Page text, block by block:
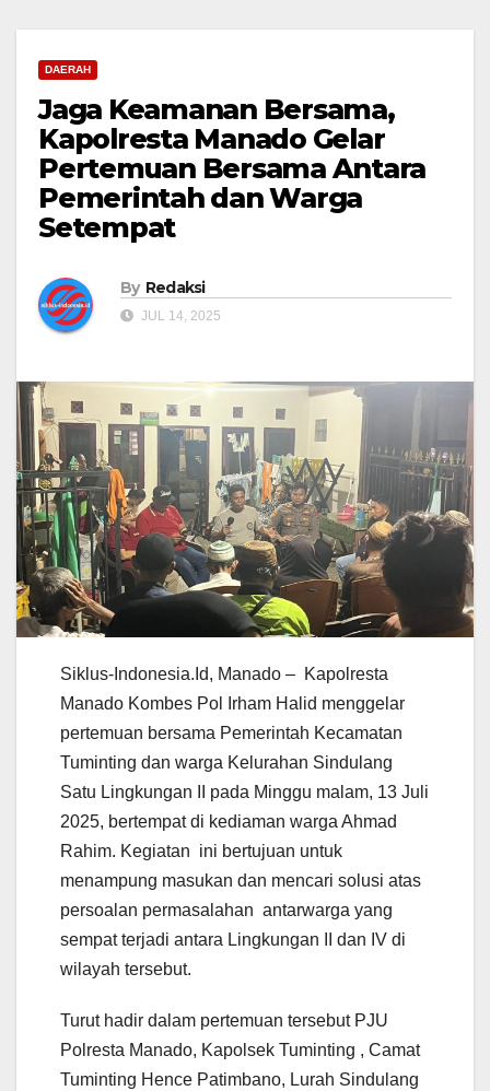
DAERAH
Jaga Keamanan Bersama,
Kapolresta Manado Gelar
Pertemuan Bersama Antara
Pemerintah dan Warga
Setempat
By Redaksi
JUL 14, 2025
Siklus-Indonesia.Id, Manado – Kapolresta
Manado Kombes Pol Irham Halid menggelar
pertemuan bersama Pemerintah Kecamatan
Tuminting dan warga Kelurahan Sindulang
Satu Lingkungan II pada Minggu malam, 13 Juli
2025, bertempat di kediaman warga Ahmad
Rahim. Kegiatan ini bertujuan untuk
menampung masukan dan mencari solusi atas
persoalan permasalahan antarwarga yang
sempat terjadi antara Lingkungan II dan IV di
wilayah tersebut.
Turut hadir dalam pertemuan tersebut PJU
Polresta Manado, Kapolsek Tuminting , Camat
Tuminting Hence Patimbano, Lurah Sindulang